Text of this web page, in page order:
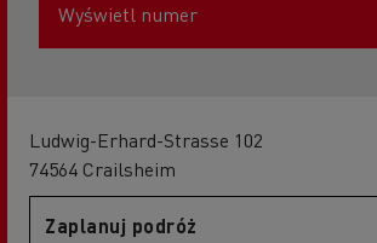
Wyświetl numer
Ludwig-Erhard-Strasse 102
74564 Crailsheim
Zaplanuj podróż